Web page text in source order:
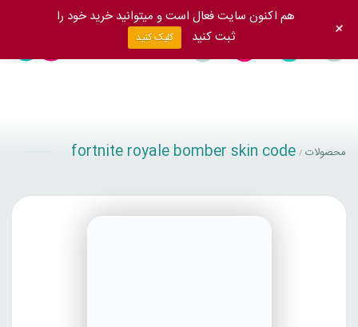
محصولات /
fortnite royale bomber skin code
هم اکنون سایت فعال است و میتوانید خرید خود را
ثبت کنید
کلیک کنید +